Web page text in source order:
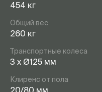
454 кг
Общий вес
260 кг
Транспортные колеса
3 x Ø125 мм
Клиренс от пола
20/80 мм